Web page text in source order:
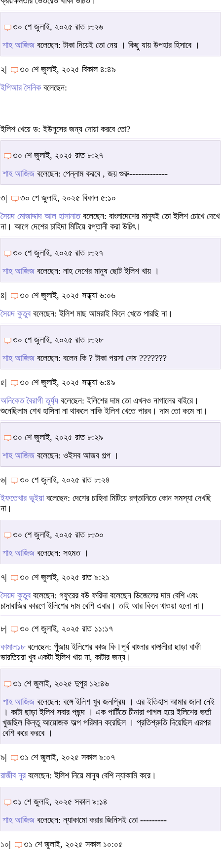
৩০ শে জুলাই, ২০২৫ রাত ৮:২৬
শাহ আজিজ বলেছেন: টাকা দিয়েই তো নেয় । কিছু যায় উপহার হিসাবে ।
২|
৩০ শে জুলাই, ২০২৫ বিকাল ৪:৪৯
ইপিআর সৈনিকবলেছেন:
ইলিশ খেয়ে ড: ইউনুসের জন্য দোয়া করবে তো?
৩০ শে জুলাই, ২০২৫ রাত ৮:২৭
শাহ আজিজ বলেছেন: পেন্নাম করবে , জয় গুরু-------------
৩|
৩০ শে জুলাই, ২০২৫ বিকাল ৫:১০
সৈয়দ মোজাদ্দাদ আল হাসানাতবলেছেন: বাংলাদেশের মানুষই তো ইলিশ চোখে দেখে
না। আগে দেশের চাহিদা মিটিয়ে রপ্তানী করা উচিৎ।
৩০ শে জুলাই, ২০২৫ রাত ৮:২৭
শাহ আজিজ বলেছেন: নাহ দেশের মানুষ ছোট ইলিশ খায় ।
৪|
৩০ শে জুলাই, ২০২৫ সন্ধ্যা ৬:০৬
সৈয়দ কুতুব বলেছেন: ইলিশ মাছ আমরাই কিনে খেতে পারছি না।
৩০ শে জুলাই, ২০২৫ রাত ৮:২৮
শাহ আজিজ বলেছেন: বলেন কি ? টাকা পয়সা শেষ ???????
৫|
৩০ শে জুলাই, ২০২৫ সন্ধ্যা ৬:৪৯
অনিকেত বৈরাগী তূর্য্য বলেছেন: ইলিশের দাম তো এখনও নাগালের বাইরে।
শুনেছিলাম শেখ হাসিনা না থাকলে নাকি ইলিশ খেতে পারব। দাম তো কমে না।
৩০ শে জুলাই, ২০২৫ রাত ৮:২৯
শাহ আজিজ বলেছেন: ওইসব আজব গল্প ।
৬|
৩০ শে জুলাই, ২০২৫ রাত ৮:২৪
ইফতেখার ভূইয়াবলেছেন: দেশের চাহিদা মিটিয়ে রপ্তানিতে কোন সমস্যা দেখছি
না।
৩০ শে জুলাই, ২০২৫ রাত ৮:৩০
শাহ আজিজ বলেছেন: সহমত ।
৭|
৩০ শে জুলাই, ২০২৫ রাত ৯:২১
সৈয়দ কুতুব বলেছেন: গফুরের বউ ফরিদা বলেছেন ডিজেলের দাম বেশি এবং
চাদাবাজির কারণে ইলিশের দাম বেশি এবার। তাই আর কিনে খাওয়া হলো না।
৮|
৩০ শে জুলাই, ২০২৫ রাত ১১:১৭
কামাল১৮বলেছেন: পুঁজায় ইলিশের কাজ কি।পূর্ব বাংলার বাঙ্গালীরা ছাড়া বাকী
ভারতিয়রা খুব একটা ইলিশ খায় না, কাটার জন্য।
৩১ শে জুলাই, ২০২৫ দুপুর ১২:৪৬
শাহ আজিজ বলেছেন: বঙ্গে ইলিশ খুব জনপ্রিয় । এর ইতিহাস আমার জানা নেই
। কাটা ছাড়া ইলিশ সবার পছন্দ । এক পার্টিতে চীনারা পাগল হয়ে ইলিশের ভর্তা
খুজছিল কিন্তু আয়োজক অল্প পরিমান করেছিল । প্রতিশ্রুতি দিয়েছিল এরপর
বেশি করে করবে ।
৯|
৩১ শে জুলাই, ২০২৫ সকাল ৯:০৭
রাজীব নুর বলেছেন: ইলিশ নিয়ে মানুষ বেশি ন্যাকামি করে।
৩১ শে জুলাই, ২০২৫ সকাল ৯:১৪
শাহ আজিজ বলেছেন: ন্যাকামো করার জিনিসই তো ---------
১০|
৩১ শে জুলাই, ২০২৫ সকাল ১০:০৫